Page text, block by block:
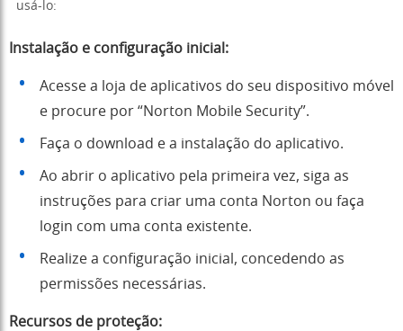
usá-lo:
Instalação e configuração inicial:
Acesse a loja de aplicativos do seu dispositivo móvel
e procure por “Norton Mobile Security”.
Faça o download e a instalação do aplicativo.
Ao abrir o aplicativo pela primeira vez, siga as
instruções para criar uma conta Norton ou faça
login com uma conta existente.
Realize a configuração inicial, concedendo as
permissões necessárias.
Recursos de proteção: